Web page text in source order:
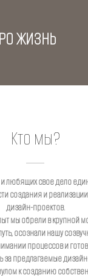
ЖИЗНЬ
Кто мы?
любящих свое дело
создания и реализации
дизайн-проектов.
мы обрели в крупной
осознали нашу
процессов и
за предлагаемые
к созданию